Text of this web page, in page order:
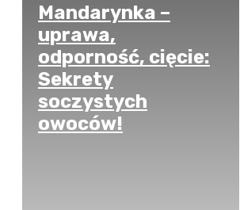
Mandarynka –
uprawa,
odporność, cięcie:
Sekrety
soczystych
owoców!